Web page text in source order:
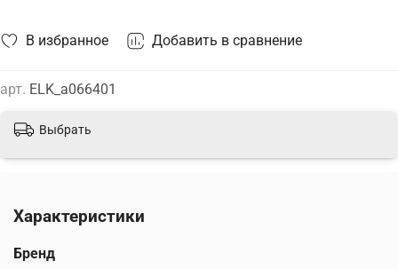
В избранное Добавить в сравнение
арт. ELK_a066401
Выбрать
Характеристики
Бренд